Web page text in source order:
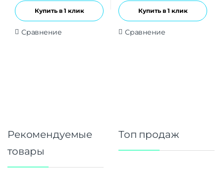
Купить в 1 клик
Сравнение
Купить в 1 клик
Сравнение
Рекомендуемые
товары
Топ продаж